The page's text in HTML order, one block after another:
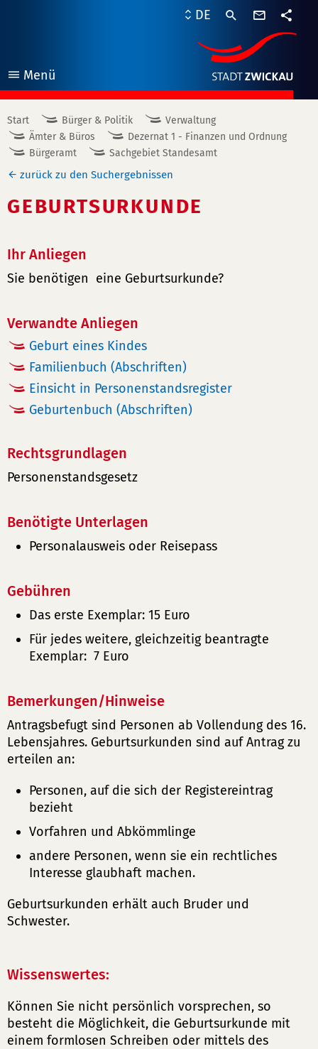
Menü
öffnen
DE
Start Bürger & Politik
Verwaltung
Ämter & Büros
Dezernat 1 - Finanzen und Ordnung
Bürgeramt
Sachgebiet Standesamt
zurück zu den Suchergebnissen
GEBURTSURKUNDE
Ihr Anliegen
Sie benötigen eine Geburtsurkunde?
Verwandte Anliegen
Geburt eines Kindes
Familienbuch (Abschriften)
Einsicht in Personenstandsregister
Geburtenbuch (Abschriften)
Rechtsgrundlagen
Personenstandsgesetz
Benötigte Unterlagen
Personalausweis oder Reisepass
Gebühren
Das erste Exemplar: 15 Euro
Für jedes weitere, gleichzeitig beantragte
Exemplar: 7 Euro
Bemerkungen/Hinweise
Antragsbefugt sind Personen ab Vollendung des 16.
Lebensjahres. Geburtsurkunden sind auf Antrag zu
erteilen an:
Personen, auf die sich der Registereintrag
bezieht
Vorfahren und Abkömmlinge
andere Personen, wenn sie ein rechtliches
Interesse glaubhaft machen.
Geburtsurkunden erhält auch Bruder und
Schwester.
Wissenswertes:
Können Sie nicht persönlich vorsprechen, so
besteht die Möglichkeit, die Geburtsurkunde mit
einem formlosen Schreiben oder mittels des